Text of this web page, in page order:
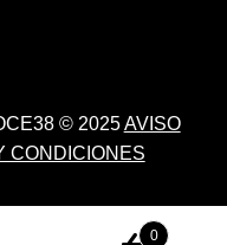
© 2025AVISO
CONDICIONES
0